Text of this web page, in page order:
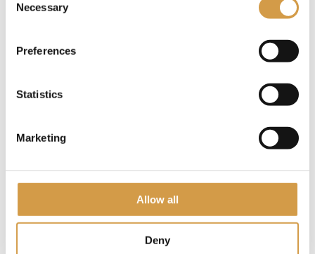
Selection
Necessary
Preferences
Statistics
Marketing
Allow all
Deny
Beste reistijd in Myanmar
seizoen van november tot april. Gedurende deze